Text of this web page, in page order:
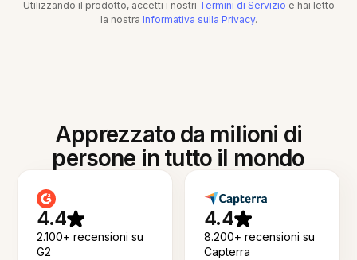
Utilizzando il prodotto, accetti i nostri Termini di Servizio e hai letto
la nostra Informativa sulla Privacy.
Apprezzato da milioni di
persone in tutto il mondo
4.4
2.100+ recensioni su
G2
4.4
8.200+ recensioni su
Capterra